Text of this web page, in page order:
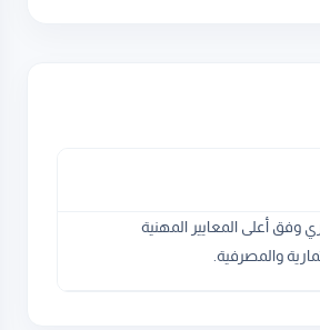
أعلى المعايير المهنية
والمصرفية.